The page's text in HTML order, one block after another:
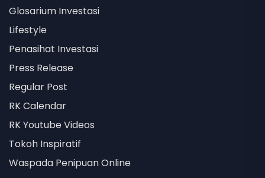
Glosarium Investasi
Lifestyle
Penasihat Investasi
Press Release
Regular Post
RK Calendar
RK Youtube Videos
Tokoh Inspiratif
Waspada Penipuan Online